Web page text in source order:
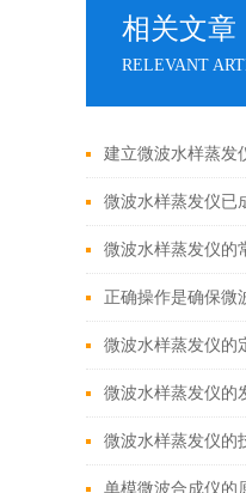
相关文章
RELEVANT
建立微波水样蒸发
制度是保障安全运
微波水样蒸发仪已
高效前处理的利器
微波水样蒸发仪的
决方法分享
正确操作是确保微
验结果准确性的关
微波水样蒸发仪的
享
微波水样蒸发仪的
技术的发展
微波水样蒸发仪的
总结好了
单模微波合成仪的